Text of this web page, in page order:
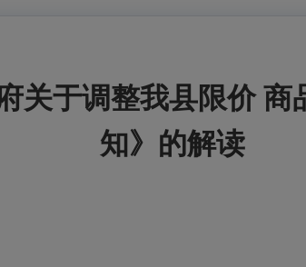
关于调整我县限价
知》的解读